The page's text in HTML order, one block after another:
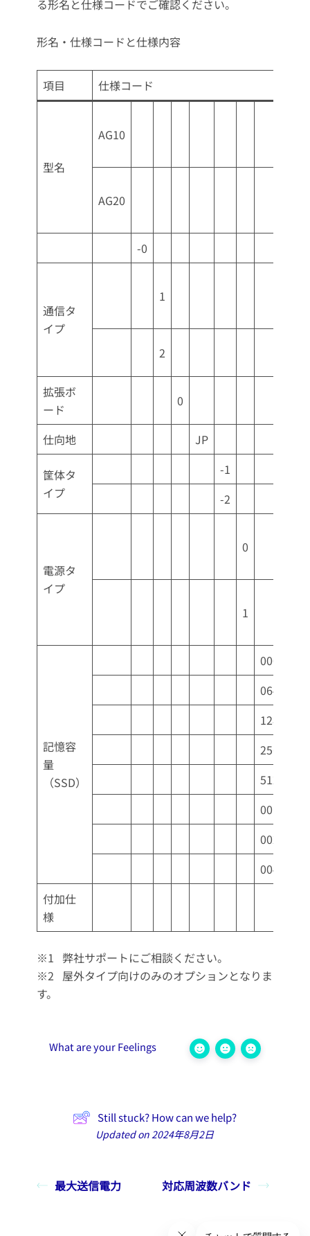
る形名と仕様コードでご確認ください。
形名・仕様コードと仕様内容
項目 仕様コード
型名
AG10
AG20
-0
通信タ
イプ
1
2
拡張ボ
ード
0
仕向地 JP
筐体タ
イプ
-1
-2
電源タ
イプ
0
1
記憶容
量
（SSD）
000G
064G
128G
256G
512G
001T
002T
004T
付加仕
様
※1 弊社サポートにご相談ください。
※2 屋外タイプ向けのみのオプションとなりま
す。
What are your Feelings
Still stuck? How can we help?
Updated on 2024年8月2日
最大送信電力 対応周波数バンド